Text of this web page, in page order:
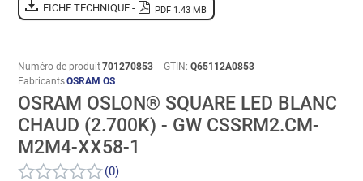
FICHE TECHNIQUE - PDF 1.43 MB
Numéro de produit701270853 GTIN: Q65112A0853
FabricantsOSRAM OS
OSRAM OSLON® SQUARE LED BLANC
CHAUD (2.700K) - GW CSSRM2.CM-
M2M4-XX58-1
(0)